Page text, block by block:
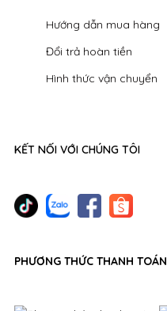
Hướng dẫn mua hàng
Đổi trả hoàn tiền
Hình thức vận chuyển
KẾT NỐI VỚI CHÚNG TÔI
PHƯƠNG THỨC THANH TOÁN